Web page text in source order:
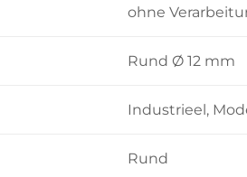
ohne
Rund Ø 12 mm
Industrieel,
Rund